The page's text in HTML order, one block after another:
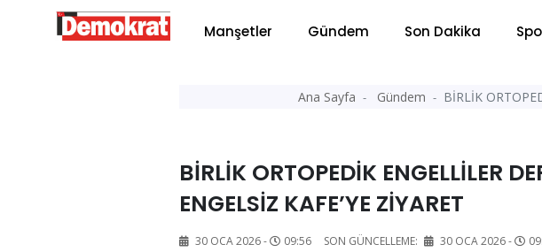
Manşetler Gündem Son Dakika
Ana Sayfa Gündem BİRLİK
BİRLİK ORTOPEDİK ENGELLİLER
ENGELSİZ KAFE’YE ZİYARET
30 OCA 2026 - 09:56 SON GÜNCELLEME: 30 OCA 2026 -